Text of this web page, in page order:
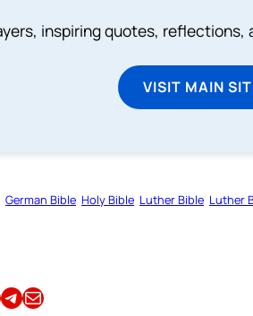
inspiring quotes,
VISIT MAIN
German Bible Holy Bible Luther Bible Luther
Share this article on TelegramEmail this Article